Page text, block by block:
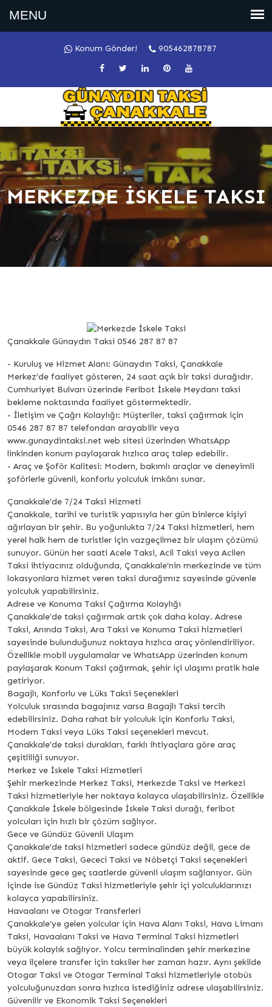
Konum Gönder! 905462878787
MERKEZDE İSKELE TAKSI
Çanakkale Günaydın Taksi 0546 287 87 87
- Kuruluş ve Hizmet Alanı: Günaydın Taksi, Çanakkale
Merkez’de faaliyet gösteren, 24 saat açık bir taksi durağıdır.
Cumhuriyet Bulvarı üzerinde Feribot İskele Meydanı taksi
bekleme noktasında faaliyet göstermektedir.
- İletişim ve Çağrı Kolaylığı: Müşteriler, taksi çağırmak için
0546 287 87 87 telefondan arayabilir veya
www.gunaydintaksi.net web sitesi üzerinden WhatsApp
linkinden konum paylaşarak hızlıca araç talep edebilir.
- Araç ve Şoför Kalitesi: Modern, bakımlı araçlar ve deneyimli
şoförlerle güvenli, konforlu yolculuk imkânı sunar.
Çanakkale’de 7/24 Taksi Hizmeti
Çanakkale, tarihi ve turistik yapısıyla her gün binlerce kişiyi
ağırlayan bir şehir. Bu yoğunlukta 7/24 Taksi hizmetleri, hem
yerel halk hem de turistler için vazgeçilmez bir ulaşım çözümü
sunuyor. Günün her saati Acele Taksi, Acil Taksi veya Acilen
Taksi ihtiyacınız olduğunda, Çanakkale’nin merkezinde ve tüm
lokasyonlara hizmet veren taksi durağımız sayesinde güvenle
yolculuk yapabilirsiniz.
Adrese ve Konuma Taksi Çağırma Kolaylığı
Çanakkale’de taksi çağırmak artık çok daha kolay. Adrese
Taksi, Anında Taksi, Ara Taksi ve Konuma Taksi hizmetleri
sayesinde bulunduğunuz noktaya hızlıca araç yönlendiriliyor.
Özellikle mobil uygulamalar ve WhatsApp üzerinden konum
paylaşarak Konum Taksi çağırmak, şehir içi ulaşımı pratik hale
getiriyor.
Bagajlı, Konforlu ve Lüks Taksi Seçenekleri
Yolculuk sırasında bagajınız varsa Bagajlı Taksi tercih
edebilirsiniz. Daha rahat bir yolculuk için Konforlu Taksi,
Modern Taksi veya Lüks Taksi seçenekleri mevcut.
Çanakkale’de taksi durakları, farklı ihtiyaçlara göre araç
çeşitliliği sunuyor.
Merkez ve İskele Taksi Hizmetleri
Şehir merkezinde Merkez Taksi, Merkezde Taksi ve Merkezi
Taksi hizmetleriyle her noktaya kolayca ulaşabilirsiniz. Özellikle
Çanakkale İskele bölgesinde İskele Taksi durağı, feribot
yolcuları için hızlı bir çözüm sağlıyor.
Gece ve Gündüz Güvenli Ulaşım
Çanakkale’de taksi hizmetleri sadece gündüz değil, gece de
aktif. Gece Taksi, Gececi Taksi ve Nöbetçi Taksi seçenekleri
sayesinde gece geç saatlerde güvenli ulaşım sağlanıyor. Gün
içinde ise Gündüz Taksi hizmetleriyle şehir içi yolculuklarınızı
kolayca yapabilirsiniz.
Havaalanı ve Otogar Transferleri
Çanakkale’ye gelen yolcular için Hava Alanı Taksi, Hava Limanı
Taksi, Havaalanı Taksi ve Hava Terminal Taksi hizmetleri
büyük kolaylık sağlıyor. Yolcu terminalinden şehir merkezine
veya ilçelere transfer için taksiler her zaman hazır. Aynı şekilde
Otogar Taksi ve Otogar Terminal Taksi hizmetleriyle otobüs
yolculuğunuzdan sonra hızlıca istediğiniz adrese ulaşabilirsiniz.
Güvenilir ve Ekonomik Taksi Seçenekleri